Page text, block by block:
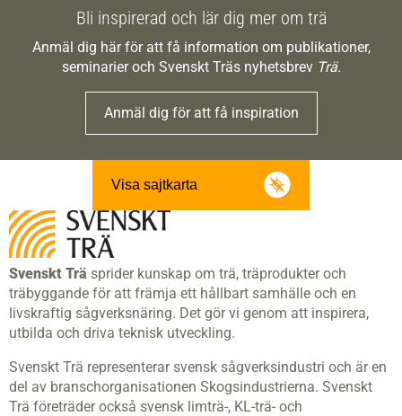
Bli inspirerad och lär dig mer om trä
Anmäl dig här för att få information om publikationer,
seminarier och Svenskt Träs nyhetsbrev Trä.
Anmäl dig för att få inspiration
Visa sajtkarta
Svenskt Trä sprider kunskap om trä, träprodukter och
träbyggande för att främja ett hållbart samhälle och en
livskraftig sågverksnäring. Det gör vi genom att inspirera,
utbilda och driva teknisk utveckling.
Svenskt Trä representerar svensk sågverksindustri och är en
del av branschorganisationen Skogsindustrierna. Svenskt
Trä företräder också svensk limträ-, KL-trä- och